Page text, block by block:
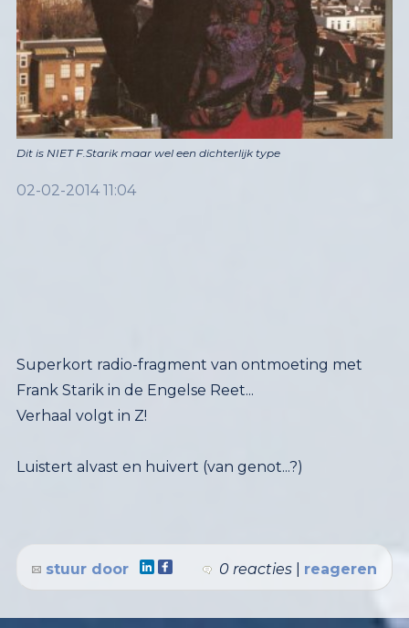
Dit is NIET F.Starik maar wel een dichterlijk type
02-02-2014 11:04
Superkort radio-fragment van ontmoeting met
Frank Starik in de Engelse Reet...
Verhaal volgt in Z!
Luistert alvast en huivert (van genot...?)
0 reacties reageren
stuur door